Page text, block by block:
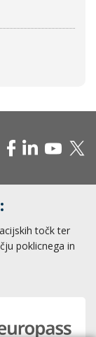
točk ter
poklicnega in